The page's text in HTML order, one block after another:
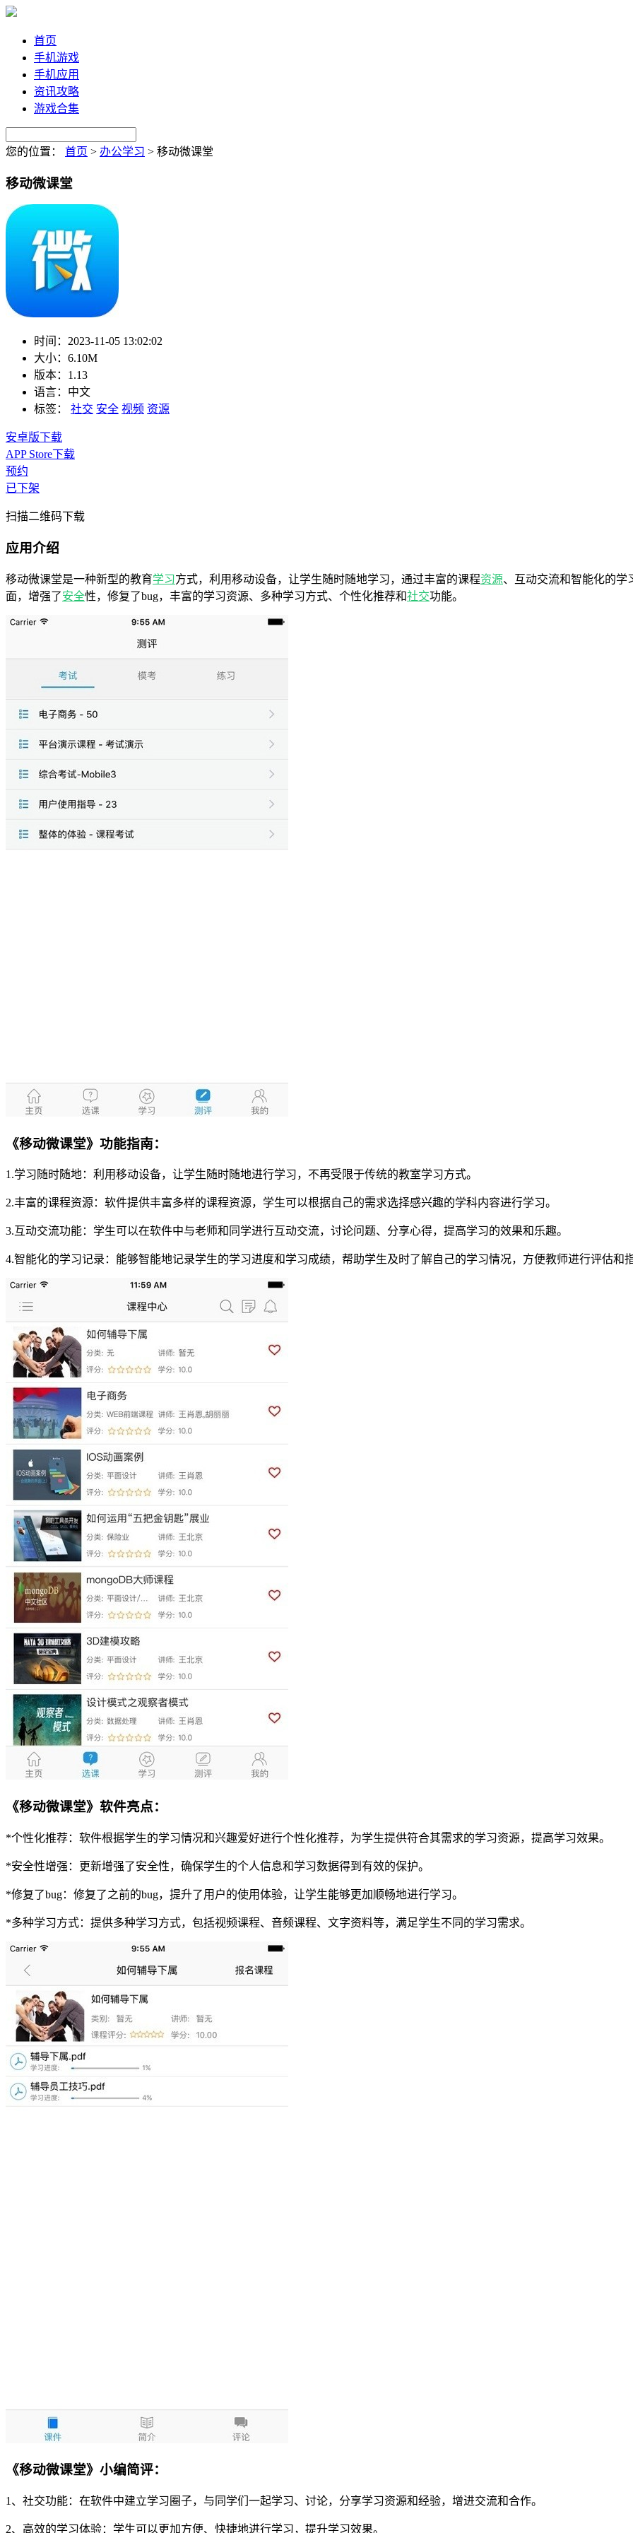
首页
手机游戏
手机应用
资讯攻略
游戏合集
您的位置： 首页 > 办公学习 > 移动微课堂
移动微课堂
时间： 2023-11-05 13:02:02
大小： 6.10M
版本： 1.13
语言： 中文
标签：
社交 安全 视频 资源
安卓版下载
APP Store下载
预约
已下架
扫描二维码下载
应用介绍
移动微课堂是一种新型的教育学习方式，利用移动设备，让学生随时随地学习，通过丰富的课程资源、互动交流和智能化的学
面，增强了安全性，修复了bug，丰富的学习资源、多种学习方式、个性化推荐和社交功能。
《移动微课堂》功能指南：
1.学习随时随地：利用移动设备，让学生随时随地进行学习，不再受限于传统的教室学习方式。
2.丰富的课程资源：软件提供丰富多样的课程资源，学生可以根据自己的需求选择感兴趣的学科内容进行学习。
3.互动交流功能：学生可以在软件中与老师和同学进行互动交流，讨论问题、分享心得，提高学习的效果和乐趣。
4.智能化的学习记录：能够智能地记录学生的学习进度和学习成绩，帮助学生及时了解自己的学习情况，方便教师进行评估和
《移动微课堂》软件亮点：
*个性化推荐：软件根据学生的学习情况和兴趣爱好进行个性化推荐，为学生提供符合其需求的学习资源，提高学习效果。
*安全性增强：更新增强了安全性，确保学生的个人信息和学习数据得到有效的保护。
*修复了bug：修复了之前的bug，提升了用户的使用体验，让学生能够更加顺畅地进行学习。
*多种学习方式：提供多种学习方式，包括视频课程、音频课程、文字资料等，满足学生不同的学习需求。
《移动微课堂》小编简评：
1、社交功能：在软件中建立学习圈子，与同学们一起学习、讨论，分享学习资源和经验，增进交流和合作。
2、高效的学习体验：学生可以更加方便、快捷地进行学习，提升学习效果。